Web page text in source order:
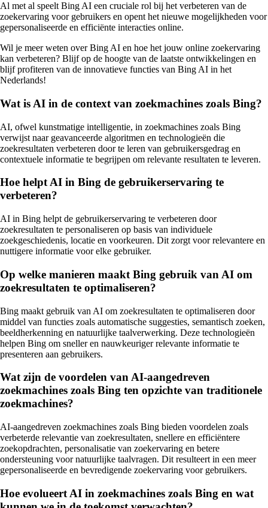
Al met al speelt Bing AI een cruciale rol bij het verbeteren van de
zoekervaring voor gebruikers en opent het nieuwe mogelijkheden voor
gepersonaliseerde en efficiënte interacties online.
Wil je meer weten over Bing AI en hoe het jouw online zoekervaring
kan verbeteren? Blijf op de hoogte van de laatste ontwikkelingen en
blijf profiteren van de innovatieve functies van Bing AI in het
Nederlands!
Wat is AI in de context van zoekmachines zoals Bing?
AI, ofwel kunstmatige intelligentie, in zoekmachines zoals Bing
verwijst naar geavanceerde algoritmen en technologieën die
zoekresultaten verbeteren door te leren van gebruikersgedrag en
contextuele informatie te begrijpen om relevante resultaten te leveren.
Hoe helpt AI in Bing de gebruikerservaring te
verbeteren?
AI in Bing helpt de gebruikerservaring te verbeteren door
zoekresultaten te personaliseren op basis van individuele
zoekgeschiedenis, locatie en voorkeuren. Dit zorgt voor relevantere en
nuttigere informatie voor elke gebruiker.
Op welke manieren maakt Bing gebruik van AI om
zoekresultaten te optimaliseren?
Bing maakt gebruik van AI om zoekresultaten te optimaliseren door
middel van functies zoals automatische suggesties, semantisch zoeken,
beeldherkenning en natuurlijke taalverwerking. Deze technologieën
helpen Bing om sneller en nauwkeuriger relevante informatie te
presenteren aan gebruikers.
Wat zijn de voordelen van AI-aangedreven
zoekmachines zoals Bing ten opzichte van traditionele
zoekmachines?
AI-aangedreven zoekmachines zoals Bing bieden voordelen zoals
verbeterde relevantie van zoekresultaten, snellere en efficiëntere
zoekopdrachten, personalisatie van zoekervaring en betere
ondersteuning voor natuurlijke taalvragen. Dit resulteert in een meer
gepersonaliseerde en bevredigende zoekervaring voor gebruikers.
Hoe evolueert AI in zoekmachines zoals Bing en wat